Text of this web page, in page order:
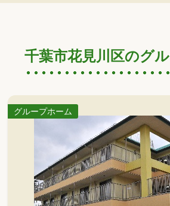
千葉市花見川区のグ
グループホーム